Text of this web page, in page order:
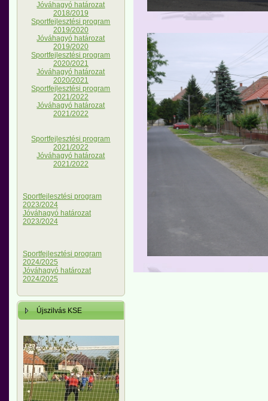
Jóváhagyó határozat
2018/2019
Sportfejlesztési program
2019/2020
Jóváhagyó határozat
2019/2020
Sportfejlesztési program
2020/2021
Jóváhagyó határozat
2020/2021
Sportfejlesztési program
2021/2022
Jóváhagyó határozat
2021/2022
Sportfejlesztési program
2021/2022
Jóváhagyó határozat
2021/2022
Sportfejlesztési program
2023/2024
Jóváhagyó határozat
2023/2024
Sportfejlesztési program
2024/2025
Jóváhagyó határozat
2024/2025
Újszilvás KSE